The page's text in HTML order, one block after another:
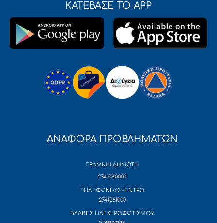
ΚΑΤΕΒΑΣΕ ΤΟ APP
ΑΝΑΦΟΡΑ ΠΡΟΒΛΗΜΑΤΩΝ
ΓΡΑΜΜΗ ΔΗΜΟΤΗ
2741080000
ΤΗΛΕΦΩΝΙΚΟ ΚΕΝΤΡΟ
2741361000
ΒΛΑΒΕΣ ΗΛΕΚΤΡΟΦΩΤΙΣΜΟΥ